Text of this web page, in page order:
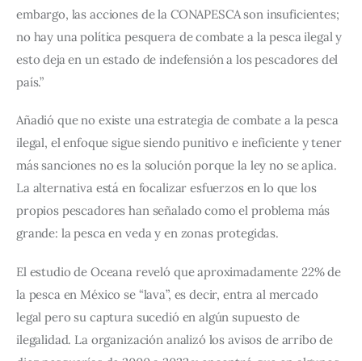
embargo, las acciones de la CONAPESCA son insuficientes;
no hay una política pesquera de combate a la pesca ilegal y
esto deja en un estado de indefensión a los pescadores del
país.”
Añadió que no existe una estrategia de combate a la pesca
ilegal, el enfoque sigue siendo punitivo e ineficiente y tener
más sanciones no es la solución porque la ley no se aplica.
La alternativa está en focalizar esfuerzos en lo que los
propios pescadores han señalado como el problema más
grande: la pesca en veda y en zonas protegidas.
El estudio de Oceana reveló que aproximadamente 22% de
la pesca en México se “lava”, es decir, entra al mercado
legal pero su captura sucedió en algún supuesto de
ilegalidad. La organización analizó los avisos de arribo de